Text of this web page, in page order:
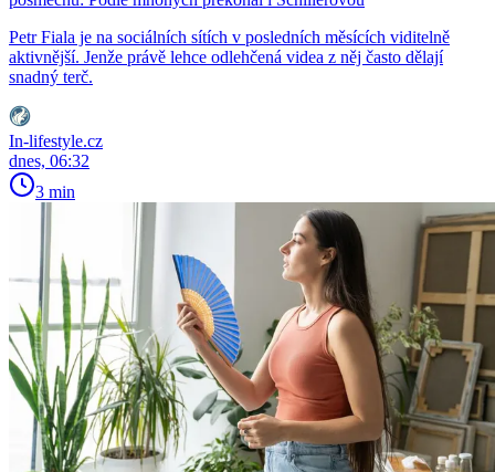
Petr Fiala je na sociálních sítích v posledních měsících viditelně
aktivnější. Jenže právě lehce odlehčená videa z něj často dělají
snadný terč.
In-lifestyle.cz
dnes, 06:32
3 min